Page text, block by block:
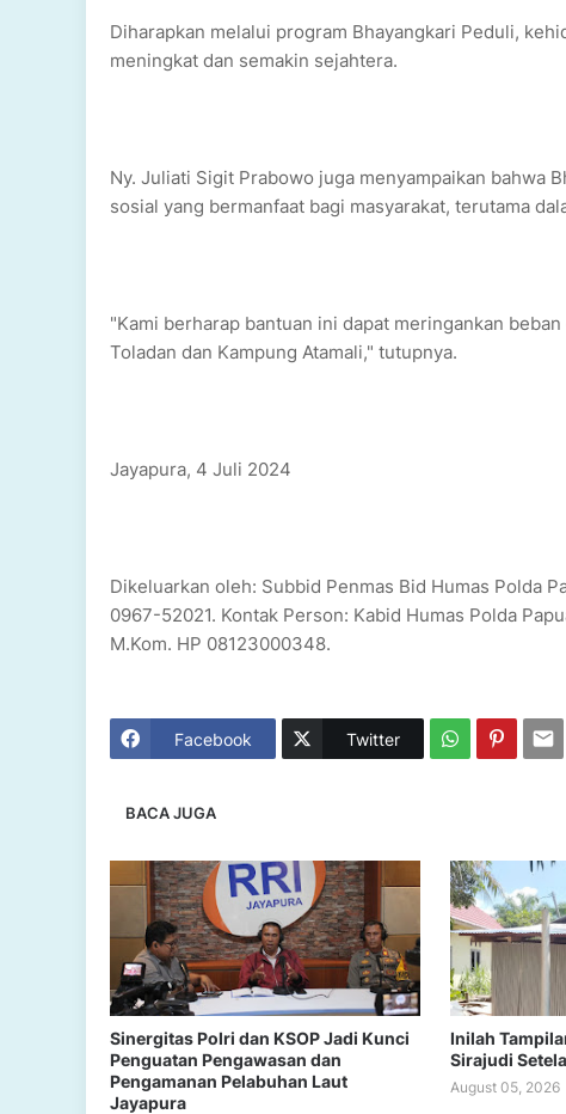
Diharapkan melalui program Bhayangkari Peduli,
meningkat dan semakin sejahtera.
Ny. Juliati Sigit Prabowo juga menyampaikan bahwa
sosial yang bermanfaat bagi masyarakat, terutama
"Kami berharap bantuan ini dapat meringankan
Toladan dan Kampung Atamali," tutupnya.
Jayapura, 4 Juli 2024
Dikeluarkan oleh: Subbid Penmas Bid Humas Polda
0967-52021. Kontak Person: Kabid Humas Polda
M.Kom. HP 08123000348.
Facebook Twitter
BACA JUGA
Sinergitas Polri dan KSOP Jadi Kunci
Penguatan Pengawasan dan
Pengamanan Pelabuhan Laut
Jayapura
Inilah
Sirajudi
August 05, 2026